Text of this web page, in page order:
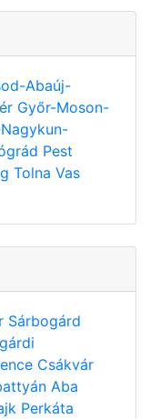
Abaúj-
Győr-Moson-
Pest
Tolna Vas
Sárbogárd
Csákvár
Aba
Perkáta